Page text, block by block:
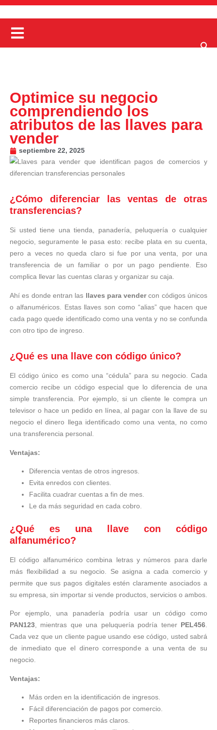
Optimice su negocio
comprendiendo los
atributos de las llaves para
vender
septiembre 22, 2025
¿Cómo diferenciar las ventas de otras
transferencias?
Si usted tiene una tienda, panadería, peluquería o cualquier
negocio, seguramente le pasa esto: recibe plata en su cuenta,
pero a veces no queda claro si fue por una venta, por una
transferencia de un familiar o por un pago pendiente. Eso
complica llevar las cuentas claras y organizar su caja.
Ahí es donde entran las llaves para vendercon códigos únicos
o alfanuméricos. Estas llaves son como “alias” que hacen que
cada pago quede identificado como una venta y no se confunda
con otro tipo de ingreso.
¿Qué es una llave con código único?
El código único es como una “cédula” para su negocio. Cada
comercio recibe un código especial que lo diferencia de una
simple transferencia. Por ejemplo, si un cliente le compra un
televisor o hace un pedido en línea, al pagar con la llave de su
negocio el dinero llega identificado como una venta, no como
una transferencia personal.
Ventajas:
Diferencia ventas de otros ingresos.
Evita enredos con clientes.
Facilita cuadrar cuentas a fin de mes.
Le da más seguridad en cada cobro.
¿Qué es una llave con código
alfanumérico?
El código alfanumérico combina letras y números para darle
más flexibilidad a su negocio. Se asigna a cada comercio y
permite que sus pagos digitales estén claramente asociados a
su empresa, sin importar si vende productos, servicios o ambos.
Por ejemplo, una panadería podría usar un código como
PAN123, mientras que una peluquería podría tener PEL456.
Cada vez que un cliente pague usando ese código, usted sabrá
de inmediato que el dinero corresponde a una venta de su
negocio.
Ventajas:
Más orden en la identificación de ingresos.
Fácil diferenciación de pagos por comercio.
Reportes financieros más claros.